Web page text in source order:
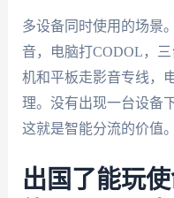
多设备同时使用的场景
音，电脑打CODOL，
机和平板走影音专线，
理。没有出现一台设备
这就是智能分流的价值。
出国了能玩使